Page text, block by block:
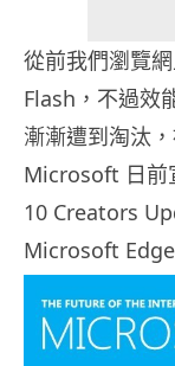
從前我們瀏覽
Flash，不過效
漸漸遭到淘汰
Microsoft 日前
10 Creators
Microsoft